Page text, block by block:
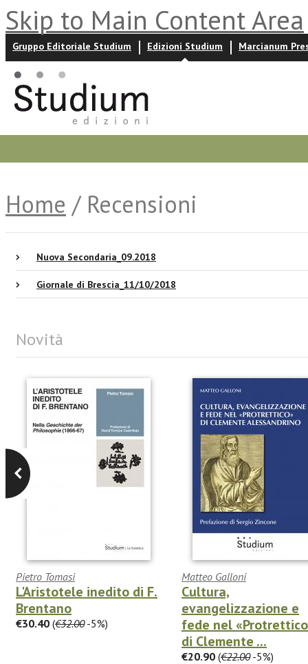
Skip to Main Content Area
Gruppo Editoriale Studium Edizioni Studium Marcianum
Home / Recensioni
Nuova Secondaria_09.2018
Giornale di Brescia_11/10/2018
Novità
Pietro Tomasi
L'Aristotele inedito di F.
Brentano
€30.40 (€32.00-5%)
Matteo Galloni
Cultura,
evangelizzazione e
fede nel
di Clemente ...
€20.90 (€22.00-5%)